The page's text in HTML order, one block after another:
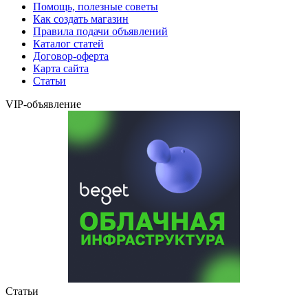
Помощь, полезные советы
Как создать магазин
Правила подачи объявлений
Каталог статей
Договор-оферта
Карта сайта
Статьи
VIP-объявление
Статьи